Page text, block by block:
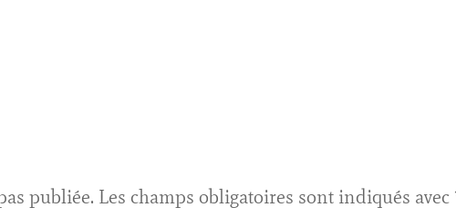
publiée. Les champs obligatoires sont indiqués avec